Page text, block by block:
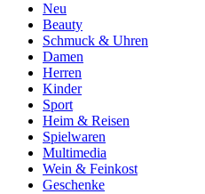
Neu
Beauty
Schmuck & Uhren
Damen
Herren
Kinder
Sport
Heim & Reisen
Spielwaren
Multimedia
Wein & Feinkost
Geschenke